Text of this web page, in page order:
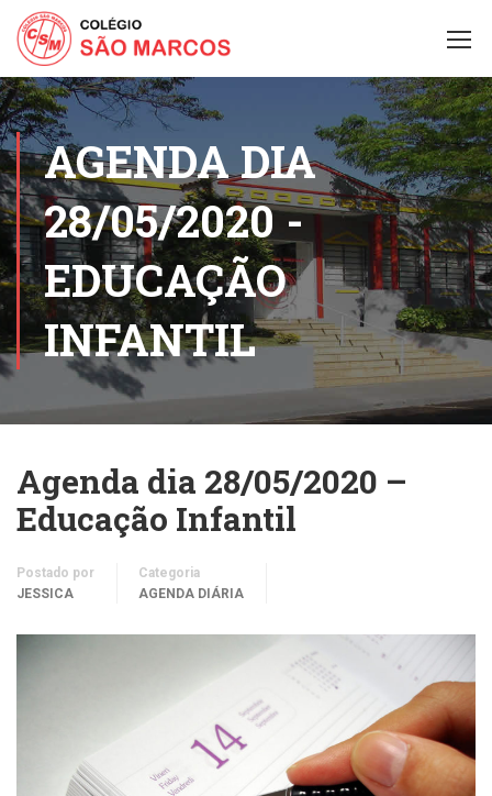
AGENDA DIA
28/05/2020 -
EDUCAÇÃO
INFANTIL
Agenda dia 28/05/2020 –
Educação Infantil
Postado por
JESSICA
Categoria
AGENDA DIÁRIA